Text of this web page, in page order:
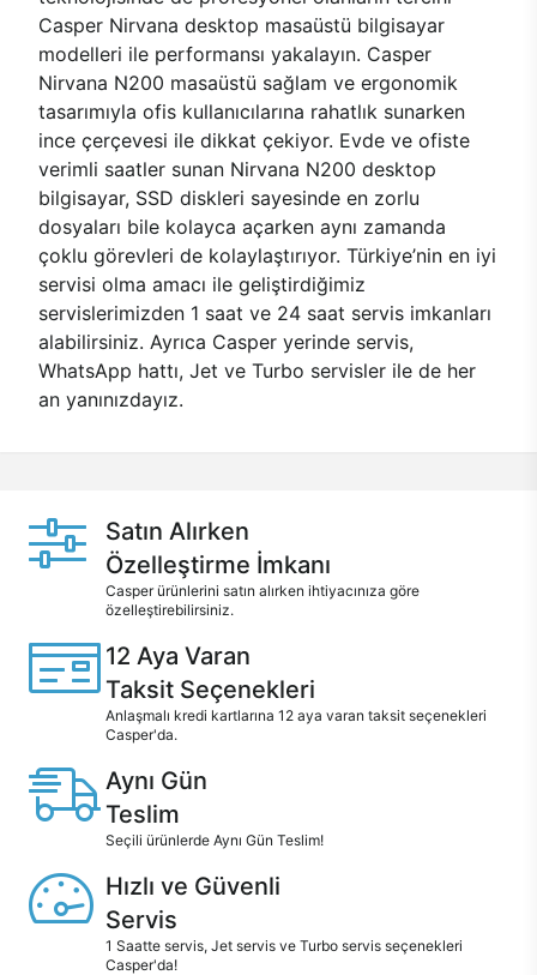
Casper Nirvana desktop masaüstü bilgisayar
modelleri ile performansı yakalayın. Casper
Nirvana N200 masaüstü sağlam ve ergonomik
tasarımıyla ofis kullanıcılarına rahatlık sunarken
ince çerçevesi ile dikkat çekiyor. Evde ve ofiste
verimli saatler sunan Nirvana N200 desktop
bilgisayar, SSD diskleri sayesinde en zorlu
dosyaları bile kolayca açarken aynı zamanda
çoklu görevleri de kolaylaştırıyor. Türkiye’nin en iyi
servisi olma amacı ile geliştirdiğimiz
servislerimizden 1 saat ve 24 saat servis imkanları
alabilirsiniz. Ayrıca Casper yerinde servis,
WhatsApp hattı, Jet ve Turbo servisler ile de her
an yanınızdayız.
Satın Alırken
Özelleştirme İmkanı
Casper ürünlerini satın alırken ihtiyacınıza göre
özelleştirebilirsiniz.
12 Aya Varan
Taksit Seçenekleri
Anlaşmalı kredi kartlarına 12 aya varan taksit seçenekleri
Casper'da.
Aynı Gün
Teslim
Seçili ürünlerde Aynı Gün Teslim!
Hızlı ve Güvenli
Servis
1 Saatte servis, Jet servis ve Turbo servis seçenekleri
Casper'da!